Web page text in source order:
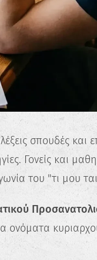
σπουδές και
Γονείς και
του "τι μου
ονόματα